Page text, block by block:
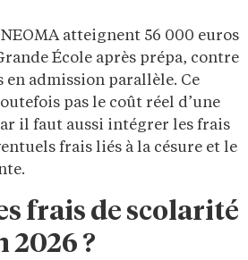
atteignent 56 000 euros
École après prépa, contre
en admission parallèle. Ce
pas le coût réel d’une
il faut aussi intégrer les frais
frais liés à la césure et le
frais de scolarité
2026 ?